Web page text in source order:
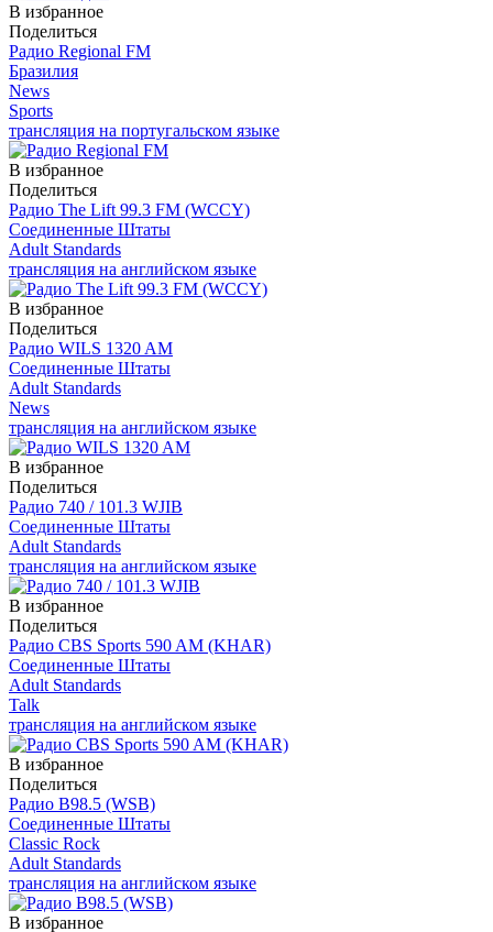
В избранное
Поделиться
Радио Regional FM
Бразилия
News
Sports
трансляция на португальском языке
В избранное
Поделиться
Радио The Lift 99.3 FM (WCCY)
Соединенные Штаты
Adult Standards
трансляция на английском языке
В избранное
Поделиться
Радио WILS 1320 AM
Соединенные Штаты
Adult Standards
News
трансляция на английском языке
В избранное
Поделиться
Радио 740 / 101.3 WJIB
Соединенные Штаты
Adult Standards
трансляция на английском языке
В избранное
Поделиться
Радио CBS Sports 590 AM (KHAR)
Соединенные Штаты
Adult Standards
Talk
трансляция на английском языке
В избранное
Поделиться
Радио B98.5 (WSB)
Соединенные Штаты
Classic Rock
Adult Standards
трансляция на английском языке
В избранное